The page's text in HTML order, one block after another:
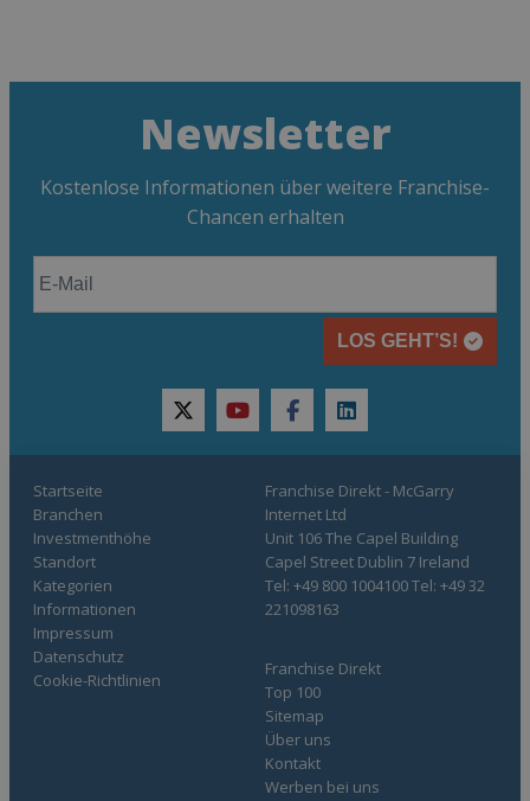
Newsletter
Kostenlose Informationen über weitere Franchise-
Chancen erhalten
LOS GEHT’S!
twitteryoutubefacebooklinkedin
Startseite
Branchen
Investmenthöhe
Standort
Kategorien
Informationen
Franchise Direkt
Top 100
Sitemap
Über uns
Kontakt
Werben bei uns
Impressum
Datenschutz
Cookie-Richtlinien
Franchise Direkt - McGarry
Internet Ltd
Unit 106 The Capel Building
Capel Street Dublin 7 Ireland
Tel: +49 800 1004100 Tel: +49 32
221098163